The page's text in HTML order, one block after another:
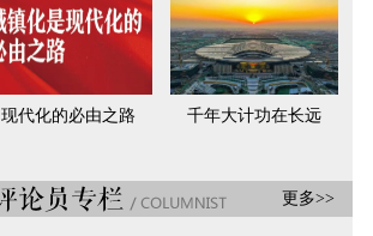
现代化的必由之路 千年大计功在长远
更多>>